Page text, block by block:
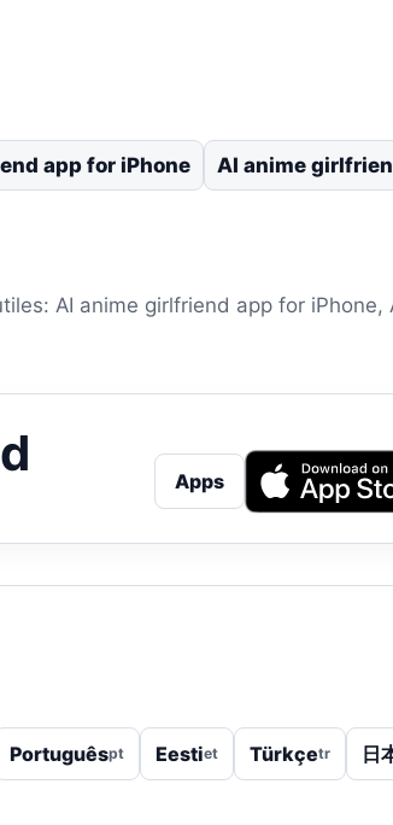
app for iPhone AI anime
AI anime girlfriend app for iPhone,
Apps
Portuguêspt Eestiet Türkçetr 日